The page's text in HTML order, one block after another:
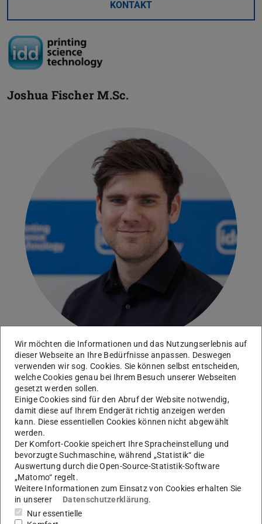
KONTAKT
Joshua FischerM.Sc.
Kontakt
fischer@idd.tu-...
+49 6151 16-22856
Forschung
Die biomedizinische Forschung bemüht sich seit
Wir möchten die Informationen und das Nutzungserlebnis auf
dieser Webseite an Ihre Bedürfnisse anpassen. Deswegen
verwenden wir sog. Cookies. Sie können selbst entscheiden,
welche Cookies genau bei Ihrem Besuch unserer Webseiten
gesetzt werden sollen.
Einige Cookies sind für den Abruf der Website notwendig,
damit diese auf Ihrem Endgerät richtig anzeigen werden
kann. Diese essentiellen Cookies können nicht abgewählt
werden.
Der Komfort-Cookie speichert Ihre Spracheinstellung und
bevorzugte Suchmaschine, während „Statistik“ die
Auswertung durch die Open-Source-Statistik-Software
„Matomo“ regelt.
Weitere Informationen zum Einsatz von Cookies erhalten Sie
in unserer
Datenschutzerklärung.
Nur essentielle